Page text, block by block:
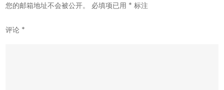
您的邮箱地址不会被公开。 必填项已用 * 标注
评论 *